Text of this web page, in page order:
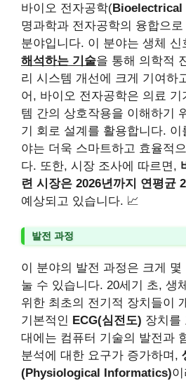
바이오 전자공학(Bioelectrical
명과학과 전자공학의 융합으
분야입니다. 이 분야는 생체 신
해석하는 기술을 통해 의학적
리 시스템 개선에 크게 기여하
어, 바이오 전자공학은 의료
템 간의 상호작용을 이해하기
기 회로 설계를 활용합니다.
야는 더욱 스마트하고 효율적
다. 또한, 시장 조사에 따르면,
련 시장은 2026년까지 연평균
예상되고 있습니다. 📈
발전 과정
이 분야의 발전 과정은 크게
눌 수 있습니다. 20세기 초, 생
위한 최초의 전기적 장치들이
기본적인 ECG(심전도) 장치를
대에는 컴퓨터 기술의 발전과
분석에 대한 요구가 증가하며,
(Physiological Informatics)